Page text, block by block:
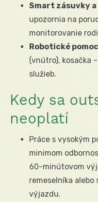
Smart zásuvky
upozornia na
monitorovanie
Robotické
(vnútro), kosačka
služieb.
Kedy sa
neoplatí
Práce s vysokým
minimom
60-minútovom
remeselníka
výjazdu.